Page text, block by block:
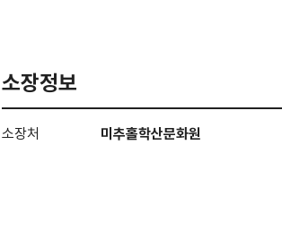
소장정보
소장처 미추홀학산문화원